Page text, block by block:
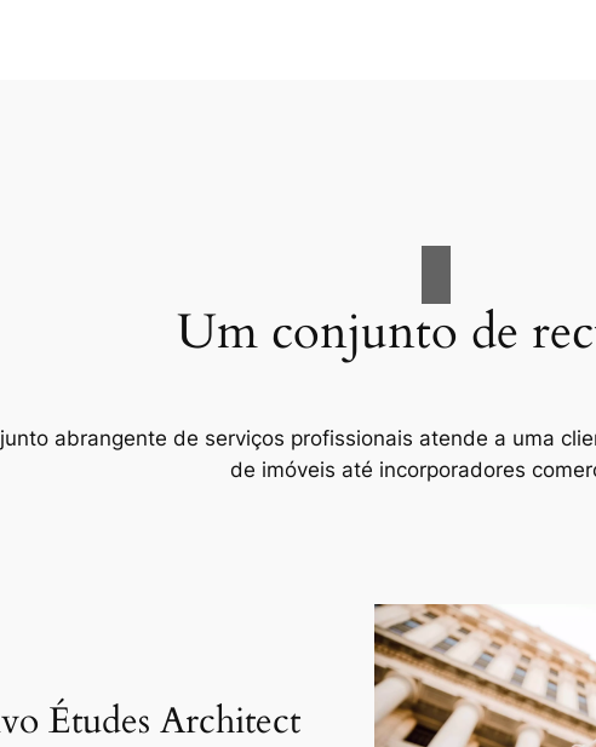
Um conjunto de
abrangente de serviços profissionais atende a uma
de imóveis até incorporadores
Études Architect